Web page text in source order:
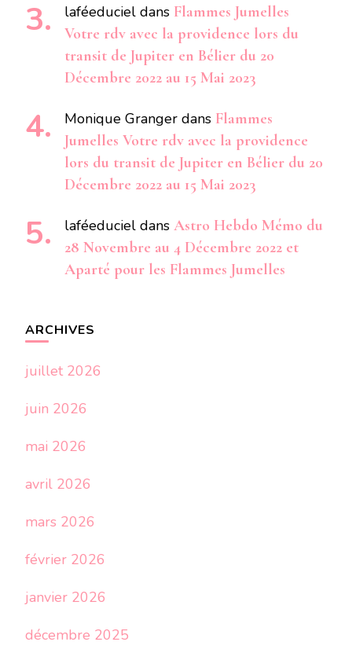
laféeduciel dans Flammes Jumelles
Votre rdv avec la providence lors du
transit de Jupiter en Bélier du 20
Décembre 2022 au 15 Mai 2023
Monique Granger dans Flammes
Jumelles Votre rdv avec la providence
lors du transit de Jupiter en Bélier du 20
Décembre 2022 au 15 Mai 2023
laféeduciel dans Astro Hebdo Mémo du
28 Novembre au 4 Décembre 2022 et
Aparté pour les Flammes Jumelles
ARCHIVES
juillet 2026
juin 2026
mai 2026
avril 2026
mars 2026
février 2026
janvier 2026
décembre 2025